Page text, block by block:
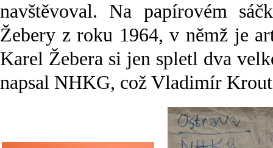
navštěvoval. Na papírovém
Žebery z roku 1964, v němž je
Karel Žebera si jen spletl dva
napsal NHKG, což Vladimír